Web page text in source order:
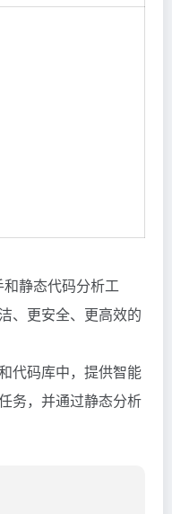
静态代码分析工
、更安全、更高效的
代码库中，提供智能
务，并通过静态分析